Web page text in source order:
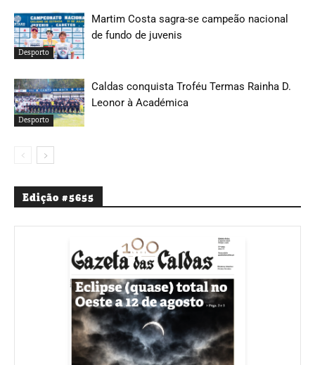
Desporto
Martim Costa sagra-se campeão nacional
de fundo de juvenis
Desporto
Caldas conquista Troféu Termas Rainha D.
Leonor à Académica
Edição #5655